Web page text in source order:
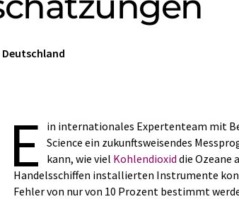
Deutschland
E
in internationales Expertenteam mit
Science ein zukunftsweisendes
kann, wie viel Kohlendioxid die Ozeane
Handelsschiffen installierten Instrumente
Fehler von nur von 10 Prozent bestimmt